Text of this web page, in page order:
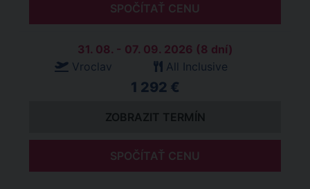
SPOČÍTAŤ CENU
31. 08. - 07. 09. 2026 (8 dní)
Vroclav
All Inclusive
1 292 €
ZOBRAZIT TERMÍN
SPOČÍTAŤ CENU